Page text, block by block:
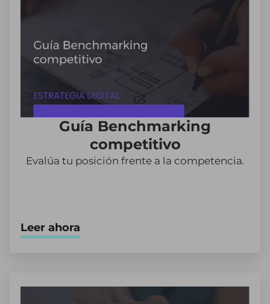
Guía Benchmarking
competitivo
Evalúa tu posición frente a la competencia.
Leer ahora